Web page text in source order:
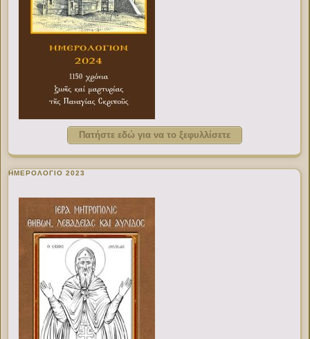
Πατήστε εδώ για να το ξεφυλλίσετε
ΗΜΕΡΟΛΟΓΙΟ 2023